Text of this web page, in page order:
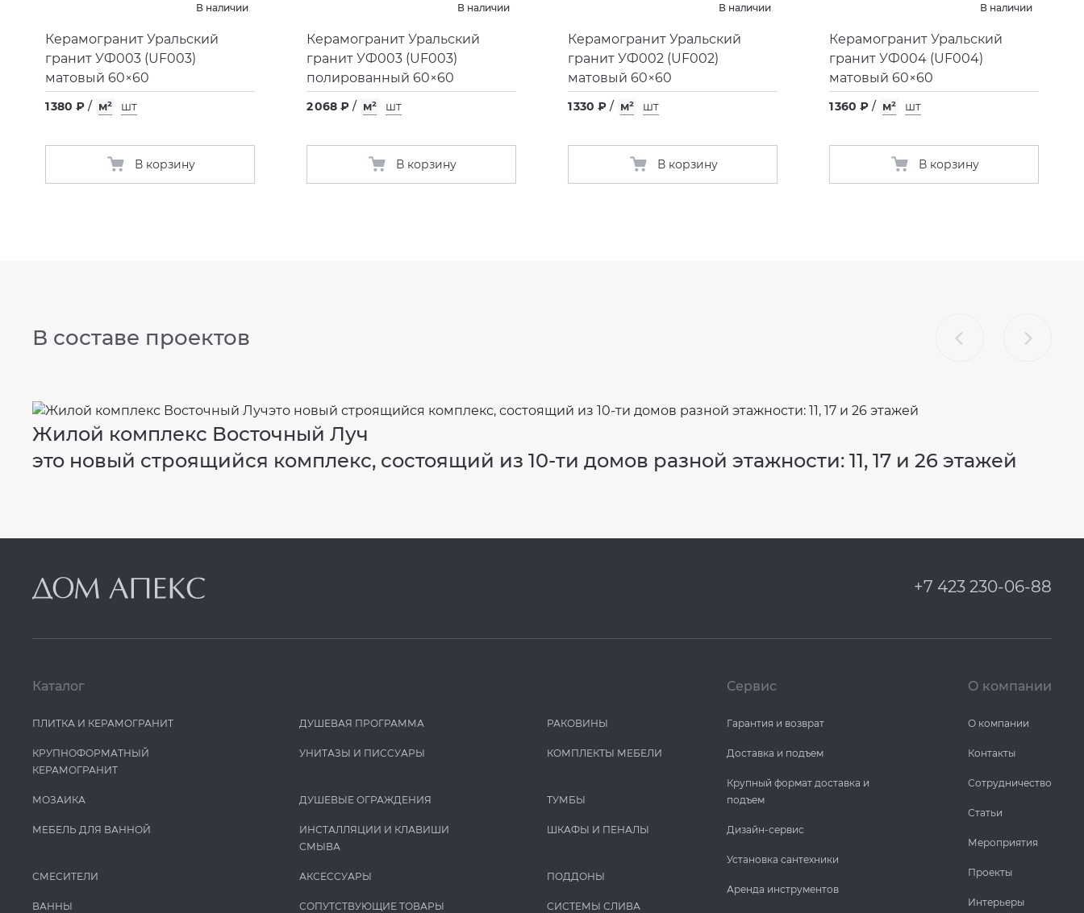
В наличии
Керамогранит Уральский
гранит УФ003 (UF003)
матовый 60×60
1 380 ₽ / м² шт
В корзину
В наличии
Керамогранит Уральский
гранит УФ003 (UF003)
полированный 60×60
2 068 ₽ / м² шт
В корзину
В наличии
Керамогранит Уральский
гранит УФ002 (UF002)
матовый 60×60
1 330 ₽ / м² шт
В корзину
В наличии
Керамогранит Уральский
гранит УФ004 (UF004)
матовый 60×60
1 360 ₽ / м² шт
В корзину
В составе проектов
Жилой комплекс Восточный Луч
это новый строящийся комплекс, состоящий из 10-ти домов разной этажности: 11, 17 и 26 этажей
+7 423 230-06-88
Каталог
ПЛИТКА И КЕРАМОГРАНИТ
КРУПНОФОРМАТНЫЙ
КЕРАМОГРАНИТ
МОЗАИКА
МЕБЕЛЬ ДЛЯ ВАННОЙ
СМЕСИТЕЛИ
ВАННЫ
ДУШЕВАЯ ПРОГРАММА
УНИТАЗЫ И ПИCCУАРЫ
ДУШЕВЫЕ ОГРАЖДЕНИЯ
ИНСТАЛЛЯЦИИ И КЛАВИШИ
СМЫВА
АКСЕССУАРЫ
СОПУТСТВУЮЩИЕ ТОВАРЫ
РАКОВИНЫ
КОМПЛЕКТЫ МЕБЕЛИ
ТУМБЫ
ШКАФЫ И ПЕНАЛЫ
ПОДДОНЫ
СИСТЕМЫ СЛИВА
Сервис
Гарантия и возврат
Доставка и подъем
Крупный формат доставка и
подъем
Дизайн-сервис
Установка сантехники
Аренда инструментов
О компании
О компании
Контакты
Сотрудничество
Статьи
Мероприятия
Проекты
Интерьеры